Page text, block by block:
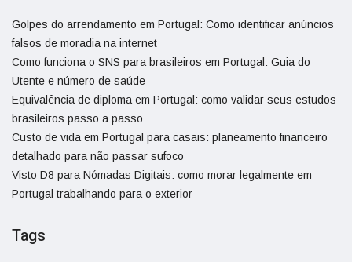
Golpes do arrendamento em Portugal: Como identificar anúncios
falsos de moradia na internet
Como funciona o SNS para brasileiros em Portugal: Guia do
Utente e número de saúde
Equivalência de diploma em Portugal: como validar seus estudos
brasileiros passo a passo
Custo de vida em Portugal para casais: planeamento financeiro
detalhado para não passar sufoco
Visto D8 para Nómadas Digitais: como morar legalmente em
Portugal trabalhando para o exterior
Tags